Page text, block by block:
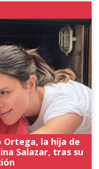
Ortega, la hija de
Salazar, tras su